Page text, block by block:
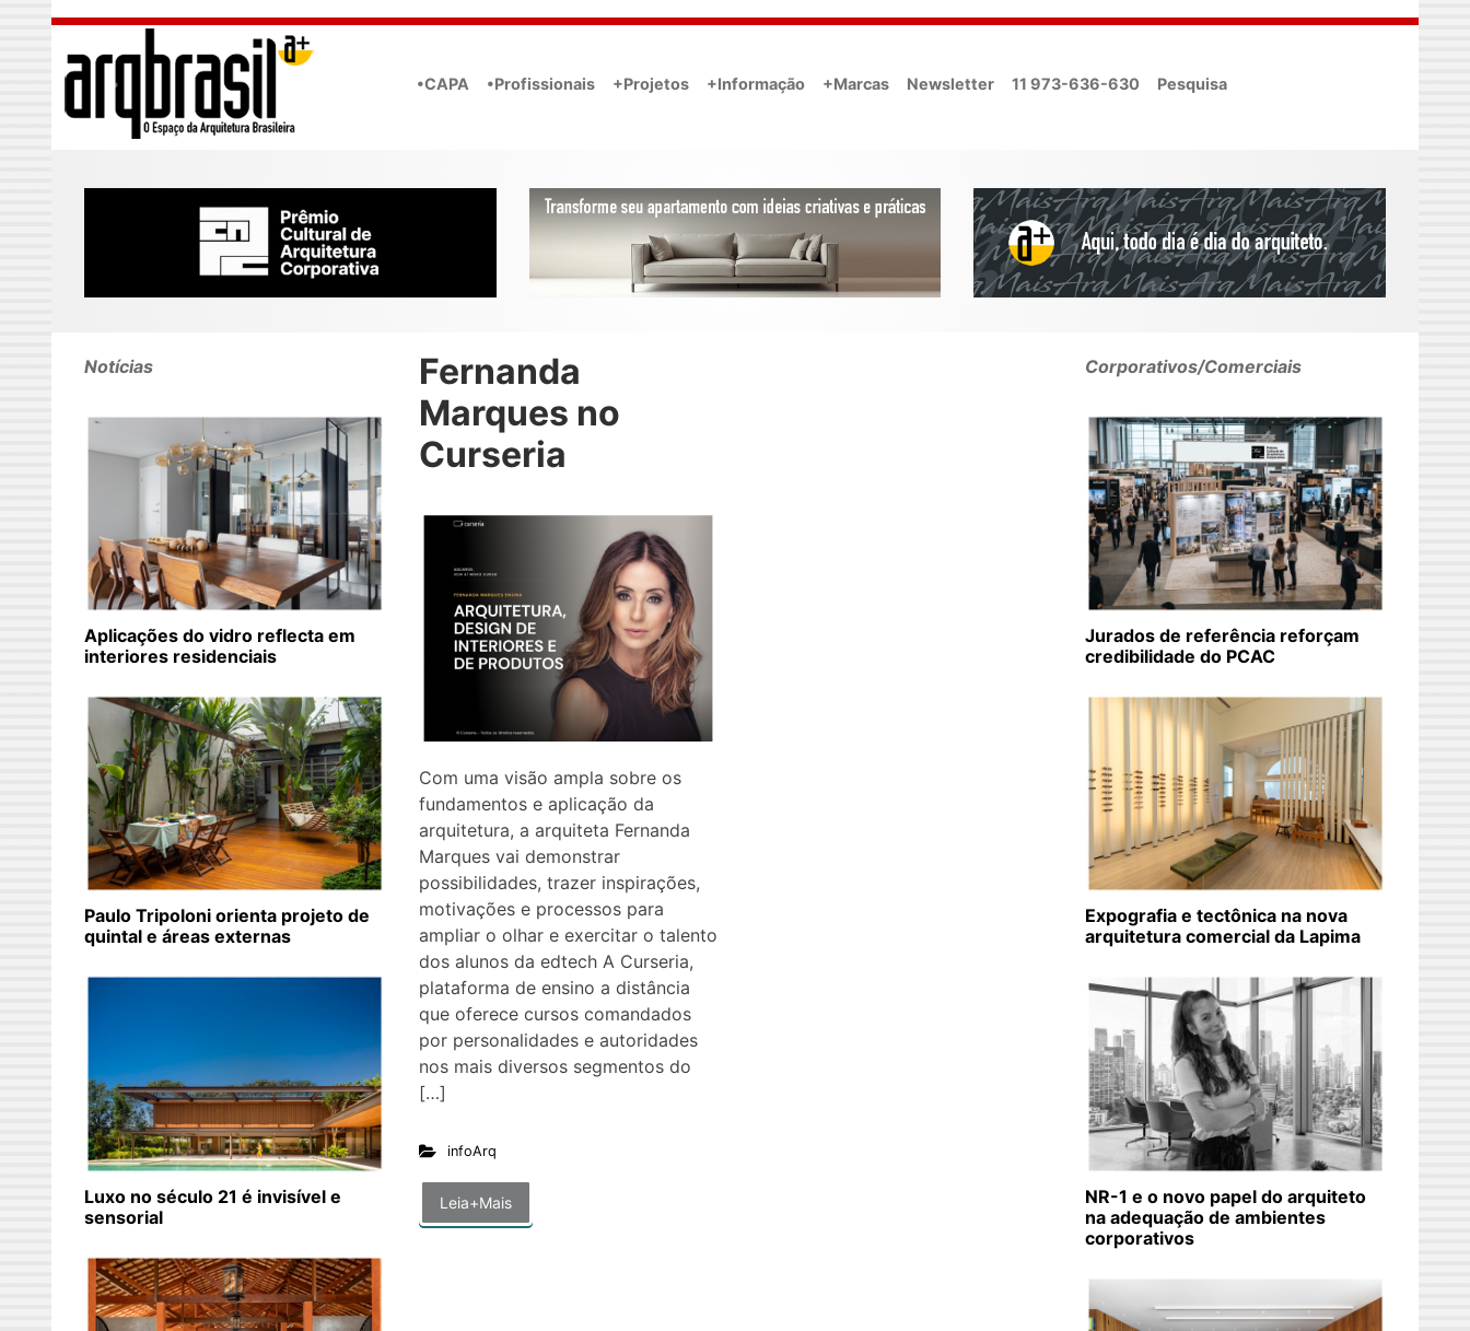
Skip to main content
•CAPA •Profissionais +Projetos +Informação +Marcas Newsletter 11 973-636-630 Pesquisa
Fernanda
Marques no
Curseria
Com uma visão ampla sobre os
fundamentos e aplicação da
arquitetura, a arquiteta Fernanda
Marques vai demonstrar
possibilidades, trazer inspirações,
motivações e processos para
ampliar o olhar e exercitar o talento
dos alunos da edtech A Curseria,
plataforma de ensino a distância
que oferece cursos comandados
por personalidades e autoridades
nos mais diversos segmentos do
[…]
infoArq
Leia+Mais
Notícias
Aplicações do vidro reflecta em
interiores residenciais
Paulo Tripoloni orienta projeto de
quintal e áreas externas
Luxo no século 21 é invisível e
sensorial
Corporativos/Comerciais
Jurados de referência reforçam
credibilidade do PCAC
Expografia e tectônica na nova
arquitetura comercial da Lapima
NR-1 e o novo papel do arquiteto
na adequação de ambientes
corporativos